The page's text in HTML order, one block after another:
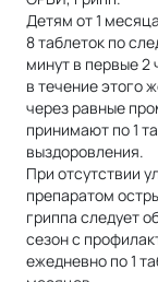
Детям от 1
8 таблеток по
минут в первые 2
в течение этого
через равные
принимают по 1
выздоровления.
При отсутствии
препаратом
гриппа следует
сезон с
ежедневно по 1